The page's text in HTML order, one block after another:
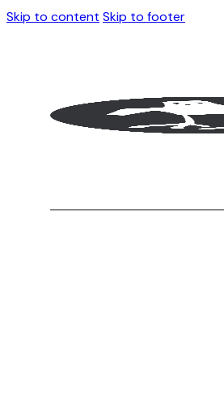
Skip to content Skip to footer